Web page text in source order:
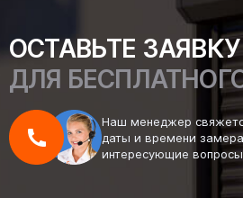
ОСТАВЬТЕ ЗАЯВКУ
ДЛЯ
Наш менеджер
даты и времени
интересующие вопросы